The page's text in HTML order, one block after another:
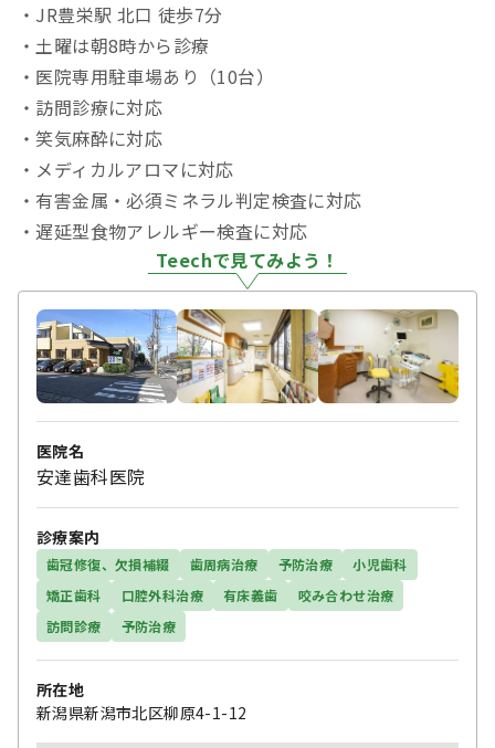
・JR豊栄駅 北口 徒歩7分
・土曜は朝8時から診療
・医院専用駐車場あり（10台）
・訪問診療に対応
・笑気麻酔に対応
・メディカルアロマに対応
・有害金属・必須ミネラル判定検査に対応
・遅延型食物アレルギー検査に対応
Teechで見てみよう！
医院名
安達歯科医院
診療案内
歯冠修復、欠損補綴 歯周病治療 予防治療
小児歯科
矯正歯科
口腔外科治療 有床義歯
咬み合わせ治療
訪問診療
予防治療
所在地
新潟県新潟市北区柳原4-1-12